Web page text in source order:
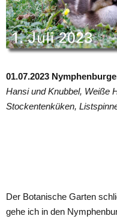
01.07.2023
Hansi und Knubbel, Weiße
Stockentenküken,
Der Botanische Garten
gehe ich in den